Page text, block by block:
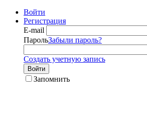
Войти
Регистрация
E-mail
ПарольЗабыли пароль?
Создать учетную запись
Войти
Запомнить